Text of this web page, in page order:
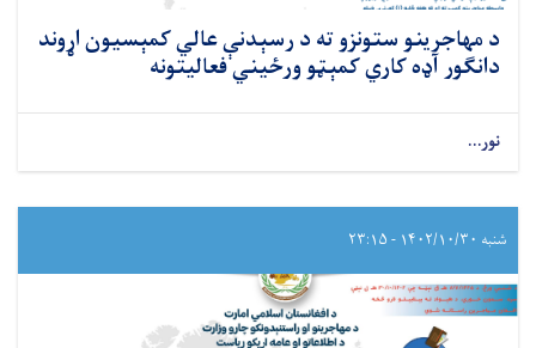
د مهاجرینو ستونزو ته د رسېدنې عالي کمېسیون اړوند
دانګور آډه کاري کمېټو ورځیني فعالیتونه
نور...
شنبه ۱۴۰۲/۱۰/۳۰ - ۲۳:۱۵